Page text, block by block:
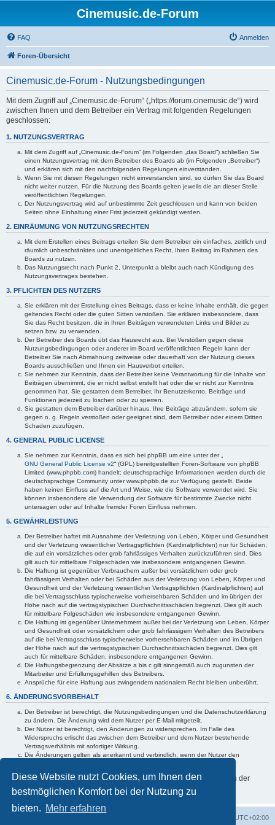
Diese Website nutzt Cookies, um Ihnen den
bestmöglichen Komfort bei der Nutzung zu
bieten. Mehr erfahren
Cinemusic.de-Forum
FAQ Anmelden
Foren-Übersicht
Cinemusic.de-Forum - Nutzungsbedingungen
Mit dem Zugriff auf „Cinemusic.de-Forum“ („https://forum.cinemusic.de“) wird
zwischen Ihnen und dem Betreiber ein Vertrag mit folgenden Regelungen
geschlossen:
1. NUTZUNGSVERTRAG
Mit dem Zugriff auf „Cinemusic.de-Forum“ (im Folgenden „das Board“) schließen Sie
einen Nutzungsvertrag mit dem Betreiber des Boards ab (im Folgenden „Betreiber“)
und erklären sich mit den nachfolgenden Regelungen einverstanden.
Wenn Sie mit diesen Regelungen nicht einverstanden sind, so dürfen Sie das Board
nicht weiter nutzen. Für die Nutzung des Boards gelten jeweils die an dieser Stelle
veröffentlichten Regelungen.
Der Nutzungsvertrag wird auf unbestimmte Zeit geschlossen und kann von beiden
Seiten ohne Einhaltung einer Frist jederzeit gekündigt werden.
2. EINRÄUMUNG VON NUTZUNGSRECHTEN
Mit dem Erstellen eines Beitrags erteilen Sie dem Betreiber ein einfaches, zeitlich und
räumlich unbeschränktes und unentgeltliches Recht, Ihren Beitrag im Rahmen des
Boards zu nutzen.
Das Nutzungsrecht nach Punkt 2, Unterpunkt a bleibt auch nach Kündigung des
Nutzungsvertrages bestehen.
3. PFLICHTEN DES NUTZERS
Sie erklären mit der Erstellung eines Beitrags, dass er keine Inhalte enthält, die gegen
geltendes Recht oder die guten Sitten verstoßen. Sie erklären insbesondere, dass
Sie das Recht besitzen, die in Ihren Beiträgen verwendeten Links und Bilder zu
setzen bzw. zu verwenden.
Der Betreiber des Boards übt das Hausrecht aus. Bei Verstößen gegen diese
Nutzungsbedingungen oder anderer im Board veröffentlichten Regeln kann der
Betreiber Sie nach Abmahnung zeitweise oder dauerhaft von der Nutzung dieses
Boards ausschließen und Ihnen ein Hausverbot erteilen.
Sie nehmen zur Kenntnis, dass der Betreiber keine Verantwortung für die Inhalte von
Beiträgen übernimmt, die er nicht selbst erstellt hat oder die er nicht zur Kenntnis
genommen hat. Sie gestatten dem Betreiber, Ihr Benutzerkonto, Beiträge und
Funktionen jederzeit zu löschen oder zu sperren.
Sie gestatten dem Betreiber darüber hinaus, Ihre Beiträge abzuändern, sofern sie
gegen o. g. Regeln verstoßen oder geeignet sind, dem Betreiber oder einem Dritten
Schaden zuzufügen.
4. GENERAL PUBLIC LICENSE
Sie nehmen zur Kenntnis, dass es sich bei phpBB um eine unter der „
GNU General Public License v2“ (GPL) bereitgestellten Foren-Software von phpBB
Limited (www.phpbb.com) handelt; deutschsprachige Informationen werden durch die
deutschsprachige Community unter www.phpbb.de zur Verfügung gestellt. Beide
haben keinen Einfluss auf die Art und Weise, wie die Software verwendet wird. Sie
können insbesondere die Verwendung der Software für bestimmte Zwecke nicht
untersagen oder auf Inhalte fremder Foren Einfluss nehmen.
5. GEWÄHRLEISTUNG
Der Betreiber haftet mit Ausnahme der Verletzung von Leben, Körper und Gesundheit
und der Verletzung wesentlicher Vertragspflichten (Kardinalpflichten) nur für Schäden,
die auf ein vorsätzliches oder grob fahrlässiges Verhalten zurückzuführen sind. Dies
gilt auch für mittelbare Folgeschäden wie insbesondere entgangenen Gewinn.
Die Haftung ist gegenüber Verbrauchern außer bei vorsätzlichem oder grob
fahrlässigem Verhalten oder bei Schäden aus der Verletzung von Leben, Körper und
Gesundheit und der Verletzung wesentlicher Vertragspflichten (Kardinalpflichten) auf
die bei Vertragsschluss typischerweise vorhersehbaren Schäden und im übrigen der
Höhe nach auf die vertragstypischen Durchschnittsschäden begrenzt. Dies gilt auch
für mittelbare Folgeschäden wie insbesondere entgangenen Gewinn.
Die Haftung ist gegenüber Unternehmern außer bei der Verletzung von Leben, Körper
und Gesundheit oder vorsätzlichem oder grob fahrlässigem Verhalten des Betreibers
auf die bei Vertragsschluss typischerweise vorhersehbaren Schäden und im Übrigen
der Höhe nach auf die vertragstypischen Durchschnittsschäden begrenzt. Dies gilt
auch für mittelbare Schäden, insbesondere entgangenen Gewinn.
Die Haftungsbegrenzung der Absätze a bis c gilt sinngemäß auch zugunsten der
Mitarbeiter und Erfüllungsgehilfen des Betreibers.
Ansprüche für eine Haftung aus zwingendem nationalem Recht bleiben unberührt.
6. ÄNDERUNGSVORBEHALT
Der Betreiber ist berechtigt, die Nutzungsbedingungen und die Datenschutzerklärung
zu ändern. Die Änderung wird dem Nutzer per E-Mail mitgeteilt.
Der Nutzer ist berechtigt, den Änderungen zu widersprechen. Im Falle des
Widerspruchs erlischt das zwischen dem Betreiber und dem Nutzer bestehende
Vertragsverhältnis mit sofortiger Wirkung.
Die Änderungen gelten als anerkannt und verbindlich, wenn der Nutzer den
Informationen über den Umgang mit Ihren persönlichen Daten sind in der
Datenschutzerklärung enthalten.
UTC+02:00